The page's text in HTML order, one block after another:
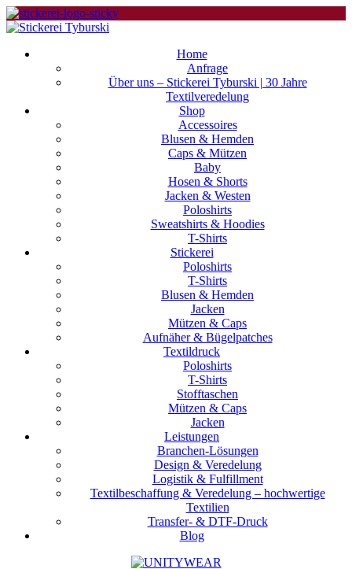
Home
Anfrage
Über uns – Stickerei Tyburski | 30 Jahre
Textilveredelung
Shop
Accessoires
Blusen & Hemden
Caps & Mützen
Baby
Hosen & Shorts
Jacken & Westen
Poloshirts
Sweatshirts & Hoodies
T-Shirts
Stickerei
Poloshirts
T-Shirts
Blusen & Hemden
Jacken
Mützen & Caps
Aufnäher & Bügelpatches
Textildruck
Poloshirts
T-Shirts
Stofftaschen
Mützen & Caps
Jacken
Leistungen
Branchen-Lösungen
Design & Veredelung
Logistik & Fulfillment
Textilbeschaffung & Veredelung – hochwertige
Textilien
Transfer- & DTF-Druck
Blog